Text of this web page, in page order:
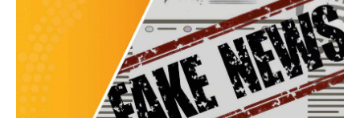
periodísticas
sobre
noticias
falsas